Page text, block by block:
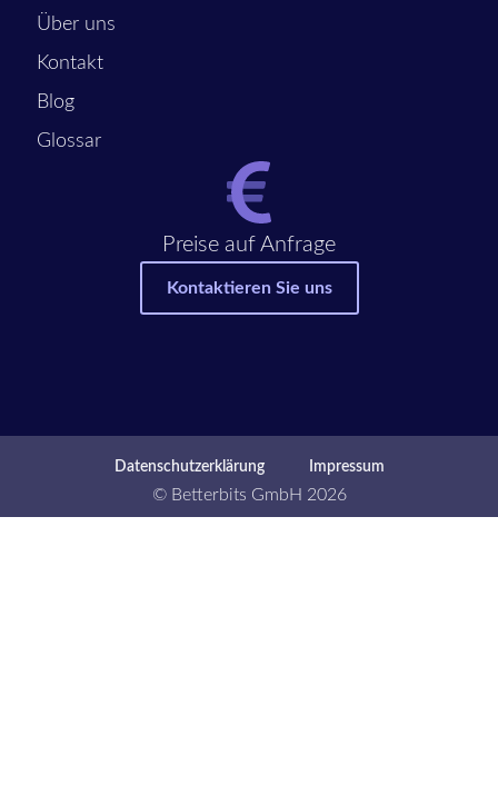
Preise auf Anfrage
Kontaktieren Sie uns
Über uns
Kontakt
Blog
Glossar
© Betterbits GmbH 2026
Datenschutzerklärung Impressum